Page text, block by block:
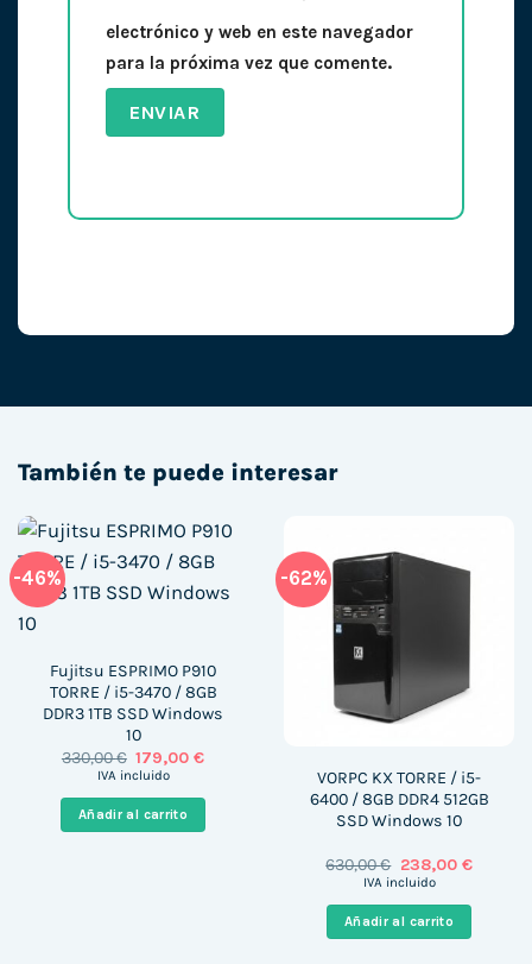
electrónico y web en este navegador
para la próxima vez que comente.
También te puede interesar
-46%
Fujitsu ESPRIMO P910
TORRE / i5-3470 / 8GB
DDR3 1TB SSD Windows
10
330,00€ El
precio
era:
330,00 €.
179,00€El
es:
IVA incluido
Añadir al carrito
-62%
VORPC KX TORRE / i5-
6400 / 8GB DDR4 512GB
SSD Windows 10
630,00€ El
precio
era:
630,00 €.
238,00 €El
es:
IVA incluido
Añadir al carrito